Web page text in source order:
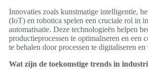
Innovaties zoals kunstmatige intelligentie,
(IoT) en robotica spelen een cruciale rol in
automatisatie. Deze technologieën helpen
productieprocessen te optimaliseren en een
te behalen door processen te digitaliseren en
Wat zijn de toekomstige trends in